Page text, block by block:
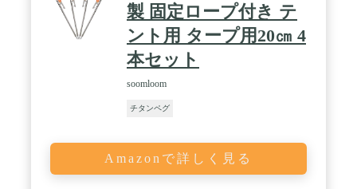
製 固定ロープ付き テ
ント用 タープ用20㎝ 4
本セット
soomloom
チタンペグ
Amazonで詳しく見る